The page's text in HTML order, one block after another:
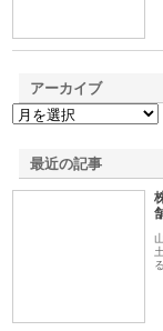
アーカイブ
最近の記事